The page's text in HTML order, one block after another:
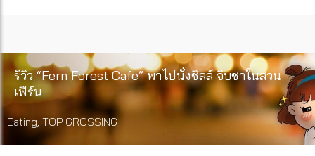
รีวิว “Fern Forest Cafe” พาไปนั่งชิลล์ จิบชาในสวน
เฟิร์น
Eating, TOP GROSSING